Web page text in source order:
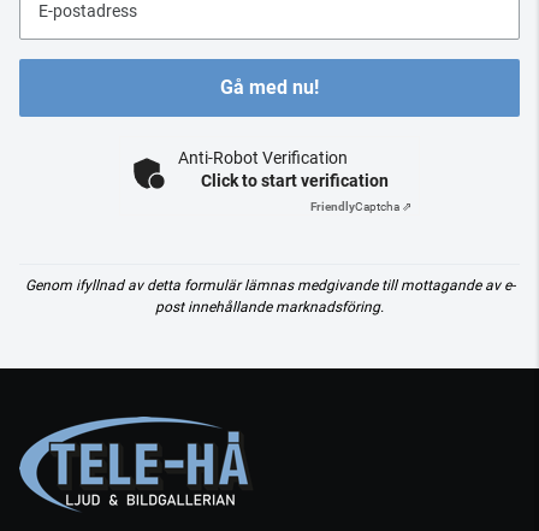
E-postadress
Gå med nu!
Anti-Robot Verification
Click to start verification
FriendlyCaptcha ⇗
Genom ifyllnad av detta formulär lämnas medgivande till mottagande av e-
post innehållande marknadsföring.